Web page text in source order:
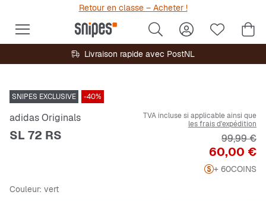
Retour en classe – Acheter !
Livraison rapide avec PostNL
SNIPES EXCLUSIVE -40%
adidas Originals
SL 72 RS
TVA incluse si applicable ainsi que
les frais d'expédition
Prix
60,00 €
Prix
99,99 €
+ 60COINS
Couleur: vert